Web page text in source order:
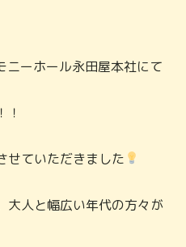
ニーホール永田屋本社にて
せていただきました
大人と幅広い年代の方々が